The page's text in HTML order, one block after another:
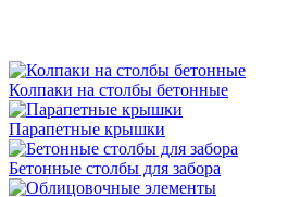
Колпаки на столбы бетонные
Парапетные крышки
Бетонные столбы для забора